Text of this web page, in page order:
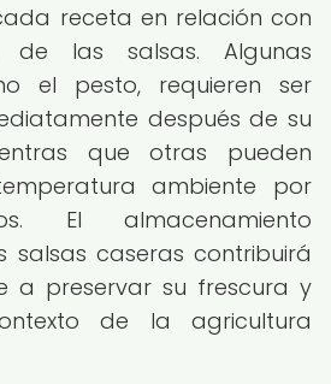
receta en relación con
de las salsas. Algunas
el pesto, requieren ser
después de su
que otras pueden
ambiente por
El almacenamiento
caseras contribuirá
a preservar su frescura y
de la agricultura